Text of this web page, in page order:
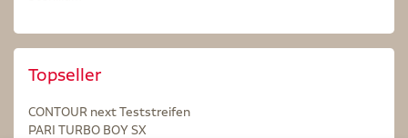
Topseller
CONTOUR next Teststreifen
PARI TURBO BOY SX